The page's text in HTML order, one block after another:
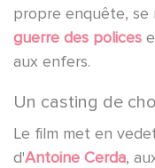
propre enquête,
guerre des polices
aux enfers.
Un casting de
Le film met en
d'Antoine Cerda,